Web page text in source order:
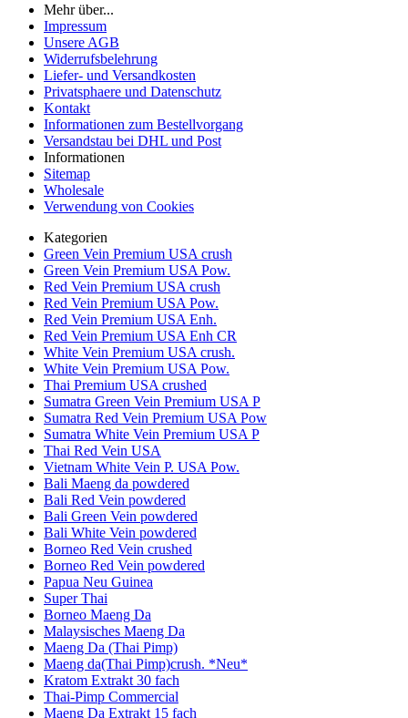
Mehr über...
Impressum
Unsere AGB
Widerrufsbelehrung
Liefer- und Versandkosten
Privatsphaere und Datenschutz
Kontakt
Informationen zum Bestellvorgang
Versandstau bei DHL und Post
Informationen
Sitemap
Wholesale
Verwendung von Cookies
Kategorien
Green Vein Premium USA crush
Green Vein Premium USA Pow.
Red Vein Premium USA crush
Red Vein Premium USA Pow.
Red Vein Premium USA Enh.
Red Vein Premium USA Enh CR
White Vein Premium USA crush.
White Vein Premium USA Pow.
Thai Premium USA crushed
Sumatra Green Vein Premium USA P
Sumatra Red Vein Premium USA Pow
Sumatra White Vein Premium USA P
Thai Red Vein USA
Vietnam White Vein P. USA Pow.
Bali Maeng da powdered
Bali Red Vein powdered
Bali Green Vein powdered
Bali White Vein powdered
Borneo Red Vein crushed
Borneo Red Vein powdered
Papua Neu Guinea
Super Thai
Borneo Maeng Da
Malaysisches Maeng Da
Maeng Da (Thai Pimp)
Maeng da(Thai Pimp)crush. *Neu*
Kratom Extrakt 30 fach
Thai-Pimp Commercial
Maeng Da Extrakt 15 fach